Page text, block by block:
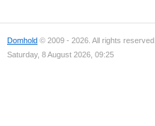
Domhold © 2009 - 2026. All rights reserved.
Saturday, 8 August 2026, 09:25